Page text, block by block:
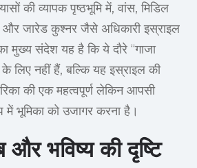
की व्यापक पृष्ठभूमि में, वांस, मिडिल
और जारेड कुश्नर जैसे अधिकारी इस्राइल
मुख्य संदेश यह है कि ये दौरे “गाजा
लिए नहीं हैं, बल्कि यह इस्राइल की
की एक महत्वपूर्ण लेकिन आपसी
में भूमिका को उजागर करना है।
और भविष्य की दृष्टि